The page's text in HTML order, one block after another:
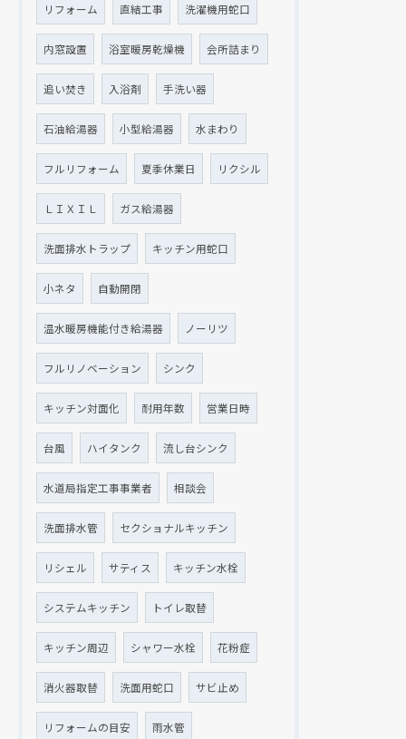
リフォーム 直結工事 洗濯機用蛇口
内窓設置 浴室暖房乾燥機 会所詰まり
追い焚き 入浴剤 手洗い器
石油給湯器 小型給湯器 水まわり
フルリフォーム 夏季休業日 リクシル
ＬＩＸＩＬ ガス給湯器
洗面排水トラップ キッチン用蛇口
小ネタ 自動開閉
温水暖房機能付き給湯器 ノーリツ
フルリノベーション シンク
キッチン対面化 耐用年数 営業日時
台風 ハイタンク 流し台シンク
水道局指定工事事業者 相談会
洗面排水管 セクショナルキッチン
リシェル サティス キッチン水栓
システムキッチン トイレ取替
キッチン周辺 シャワー水栓 花粉症
消火器取替 洗面用蛇口 サビ止め
リフォームの目安 雨水管
現在、新聞に入っている折込チラシです。
クリックでチラシのページにジャンプします
現在、新聞に入っている折込チラシです。
クリックでチラシのページにジャンプします